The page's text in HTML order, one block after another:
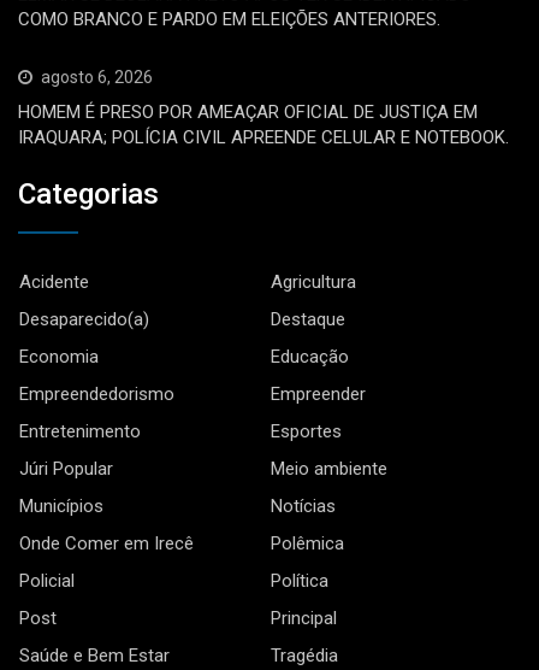
COMO BRANCO E PARDO EM ELEIÇÕES ANTERIORES.
agosto 6, 2026
HOMEM É PRESO POR AMEAÇAR OFICIAL DE JUSTIÇA EM
IRAQUARA; POLÍCIA CIVIL APREENDE CELULAR E NOTEBOOK.
Categorias
Acidente
Agricultura
Desaparecido(a)
Destaque
Economia
Educação
Empreendedorismo
Empreender
Entretenimento
Esportes
Júri Popular
Meio ambiente
Municípios
Notícias
Onde Comer em Irecê
Polêmica
Policial
Política
Post
Principal
Saúde e Bem Estar
Tragédia